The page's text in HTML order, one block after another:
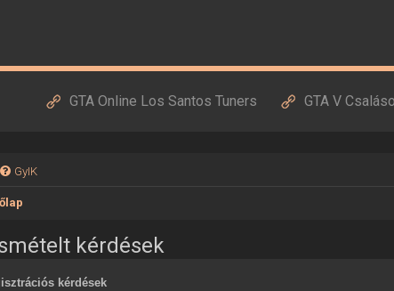
GTA Online Los Santos Tuners GTA V
GyIK
kérdések
kérdések